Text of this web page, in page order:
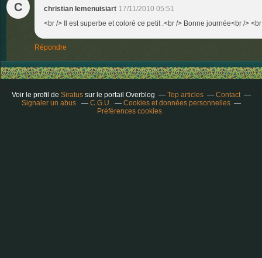
C christian lemenuisiart 17/11/2010 05:51
<br /> Il est superbe et coloré ce petit .<br /> Bonne journée<br />
Répondre
Voir le profil de Siratussur le portail Overblog Top articles
Contact
Signaler un abus
C.G.U.
Cookies et données personnelles
Préférences cookies